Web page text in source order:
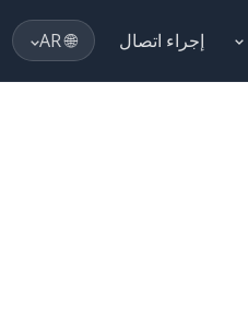
إجراء اتصال 🌐 AR